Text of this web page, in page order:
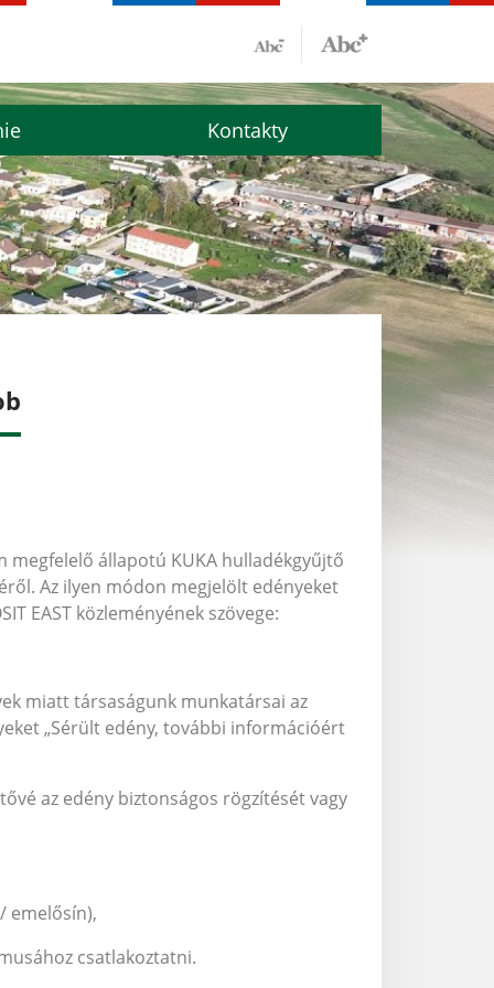
Kontakty
megfelelő állapotú KUKA hulladékgyűjtő
Az ilyen módon megjelölt edényeket
EAST közleményének szövege:
miatt társaságunk munkatársai az
„Sérült edény, további információért
az edény biztonságos rögzítését vagy
emelősín),
csatlakoztatni.